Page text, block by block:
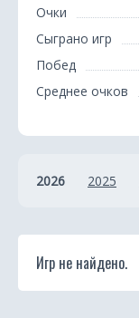
Очки
Сыграно игр
Побед
Среднее очков
2026 2025
Игр не найдено.